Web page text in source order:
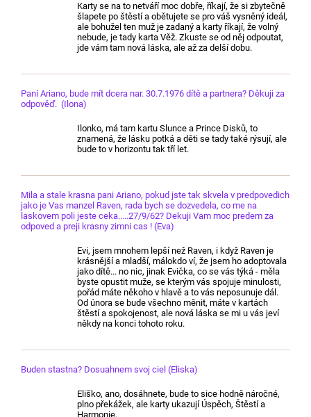
Karty se na to netváří moc dobře, říkají, že si zbytečně
šlapete po štěstí a obětujete se pro váš vysněný ideál,
ale bohužel ten muž je zadaný a karty říkají, že volný
nebude, je tady karta Věž. Zkuste se od něj odpoutat,
jde vám tam nová láska, ale až za delší dobu.
Paní Ariano, bude mít dcera nar. 30.7.1976 dítě a partnera? Děkuji za
odpověď. (Ilona)
Ilonko, má tam kartu Slunce a Prince Disků, to
znamená, že lásku potká a děti se tady také rýsují, ale
bude to v horizontu tak tří let.
Mila a stale krasna pani Ariano, pokud jste tak skvela v predpovedich
jako je Vas manzel Raven, rada bych se dozvedela, co me na
laskovem poli jeste ceka.....27/9/62? Dekuji Vam moc predem za
odpoved a preji krasny zimni cas ! (Eva)
Evi, jsem mnohem lepší než Raven, i když Raven je
krásnější a mladší, málokdo ví, že jsem ho adoptovala
jako dítě... no nic, jinak Evička, co se vás týká - měla
byste opustit muže, se kterým vás spojuje minulosti,
pořád máte někoho v hlavě a to vás neposunuje dál.
Od února se bude všechno měnit, máte v kartách
štěstí a spokojenost, ale nová láska se mi u vás jeví
někdy na konci tohoto roku.
Buden stastna? Dosuahnem svoj ciel (Eliska)
Eliško, ano, dosáhnete, bude to sice hodně náročné,
plno překážek, ale karty ukazují Úspěch, Štěstí a
Harmonie.